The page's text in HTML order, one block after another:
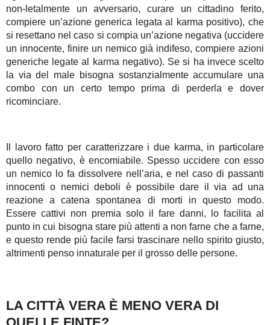
non-letalmente un avversario, curare un cittadino ferito,
compiere un’azione generica legata al karma positivo), che
si resettano nel caso si compia un’azione negativa (uccidere
un innocente, finire un nemico già indifeso, compiere azioni
generiche legate al karma negativo). Se si ha invece scelto
la via del male bisogna sostanzialmente accumulare una
combo con un certo tempo prima di perderla e dover
ricominciare.
Il lavoro fatto per caratterizzare i due karma, in particolare
quello negativo, è encomiabile. Spesso uccidere con esso
un nemico lo fa dissolvere nell’aria, e nel caso di passanti
innocenti o nemici deboli è possibile dare il via ad una
reazione a catena spontanea di morti in questo modo.
Essere cattivi non premia solo il fare danni, lo facilita al
punto in cui bisogna stare più attenti a non farne che a farne,
e questo rende più facile farsi trascinare nello spirito giusto,
altrimenti penso innaturale per il grosso delle persone.
LA CITTÀ VERA È MENO VERA DI